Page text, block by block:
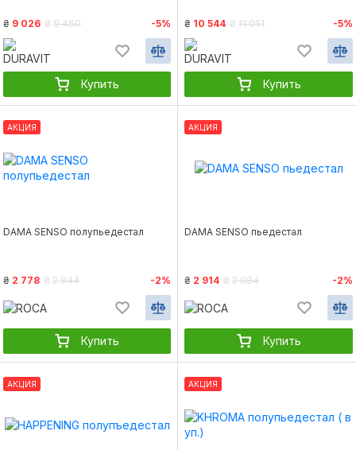
₴ 9 026 ₴ 9 460 -5%
Купить
₴ 10 544 ₴ 11 051 -5%
Купить
АКЦИЯ
DAMA SENSO полупьедестал
₴ 2 778 ₴ 2 844 -2%
Купить
АКЦИЯ
DAMA SENSO пьедестал
₴ 2 914 ₴ 2 984 -2%
Купить
АКЦИЯ АКЦИЯ